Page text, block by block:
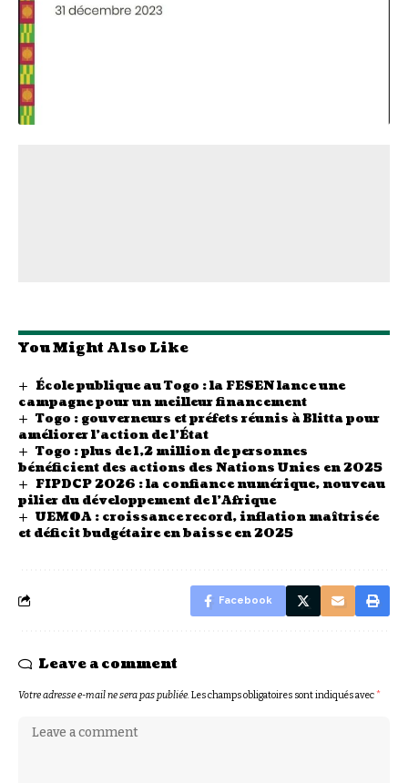
You Might Also Like
École publique au Togo : la FESEN lance une
campagne pour un meilleur financement
Togo : gouverneurs et préfets réunis à Blitta pour
améliorer l’action de l’État
Togo : plus de 1,2 million de personnes
bénéficient des actions des Nations Unies en 2025
FIPDCP 2026 : la confiance numérique, nouveau
pilier du développement de l’Afrique
UEMOA : croissance record, inflation maîtrisée
et déficit budgétaire en baisse en 2025
Facebook
Leave a comment
Votre adresse e-mail ne sera pas publiée.Les champs obligatoires sont indiqués avec*